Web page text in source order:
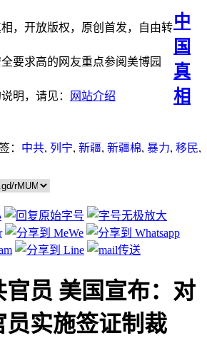
，开放版权，原创首发，自由转
要求高的网友重点参阅美博园
明，请见：
网站介绍
中
国
真
相
： 中共, 列宁, 新疆, 新疆棉, 暴力, 移民,
官员 美国宣布：对
员实施签证制裁